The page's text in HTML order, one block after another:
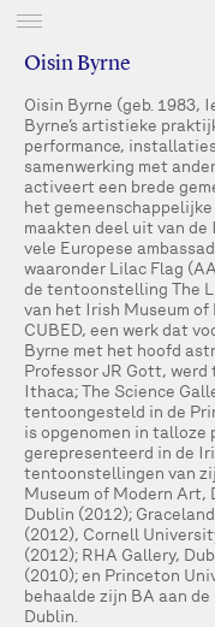
Oisin Byrne
Oisin Byrne (geb. 1983,
Byrne’s artistieke
performance,
samenwerking met
activeert een brede
het
maakten deel uit van
vele Europese
waaronder Lilac Flag
de tentoonstelling The
van het Irish Museum
CUBED, een werk dat
Byrne met het hoofd
Professor JR Gott,
Ithaca; The Science
tentoongesteld in de
is opgenomen in
gerepresenteerd in de
tentoonstellingen van
Museum of Modern Art,
Dublin (2012);
(2012), Cornell
(2012); RHA Gallery,
(2010); en Princeton
behaalde zijn BA aan
Dublin.